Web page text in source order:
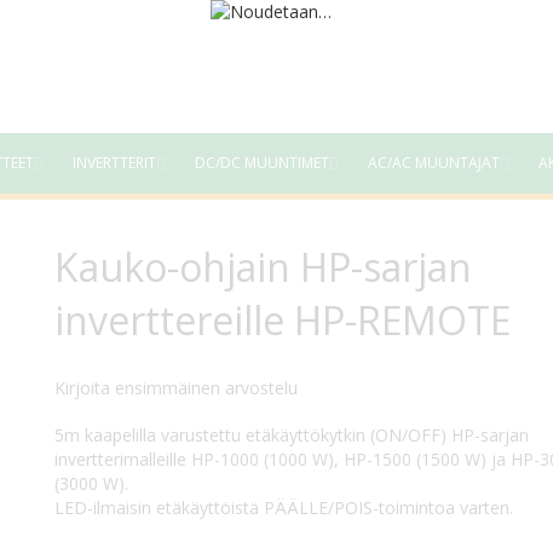
INVERTTERIT DC/DC MUUNTIMET AC/AC MUUNTAJAT
Kauko-ohjain HP-sarjan
inverttereille HP-REMOTE
Kirjoita ensimmäinen arvostelu
5m kaapelilla varustettu etäkäyttökytkin (ON/OFF) HP-sarjan
invertterimalleille HP-1000 (1000 W), HP-1500 (1500 W) ja HP-
(3000 W).
LED-ilmaisin etäkäyttöistä PÄÄLLE/POIS-toimintoa varten.